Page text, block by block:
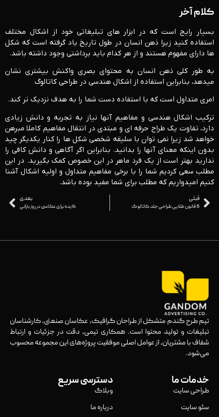
کلام آخر
بسیار رایج است که در ابزار های تبلیغاتی خود از اشکال مختلف
استفاده کنید زیرا ذهن انسان در طول تاریخ یاد گرفته است که شکل
ها دارای مفهوم هستند و از هر کدام باید برداشتی وجود داشته باشد.
به طور کلی ذهن انسان به محتوای بصری واکنش بیشتری نشان
میدهد، بنابراین استفاده از اشکال هندسی در طراحی کاتالوگ
امری متداول است که با استفاده دست شما را به هدف نزدیک تر کند.
ترکیب اشکال هندسی و مفاهیم آنها نیاز به تجربه و دانش زیادی
دارد، تفاوت یک طراح حرفه ای و مبتدی در انتقال مفاهیم کاملا مبرهن
خواهد شد زیرا نمی توان با سلیقه شخصی شکل ها را کنار یکدیگر چید
بدون اینکه معنای آنها را بدانید. بنابراین اگر آگاهی و دانش کافی را
ندارید بهتر است از یک فرد ماهر در این خصوص کمک بگیرید. در این
مطلب سعی کردیم شما را با برخی مفاهیم متداول و اولیه اشکال آشنا
کنیم امیدواریم که مطلب برای شما مفید بوده باشد.
قبلی
6 قانون طلایی طراحی جلد کاتالوگ
بعدی
4ایده برای عکاسی در روز بارانی
تیم طرح گندم متشکل از طراحان گرافیک، عکاسان صنعتی، کارشناسان
تبلیغات و تولید محتوا است. همکاری تیمی، دقت در جزئیات و ارتباط
شفاف با مشتریان، از عوامل اصلی موفقیت پروژه‌های این مجموعه محسوب
می‌شود.
خدمات ما
طراحی سایت
سئو سایت
دسترسی سریع
وبلاگ
درباره ما